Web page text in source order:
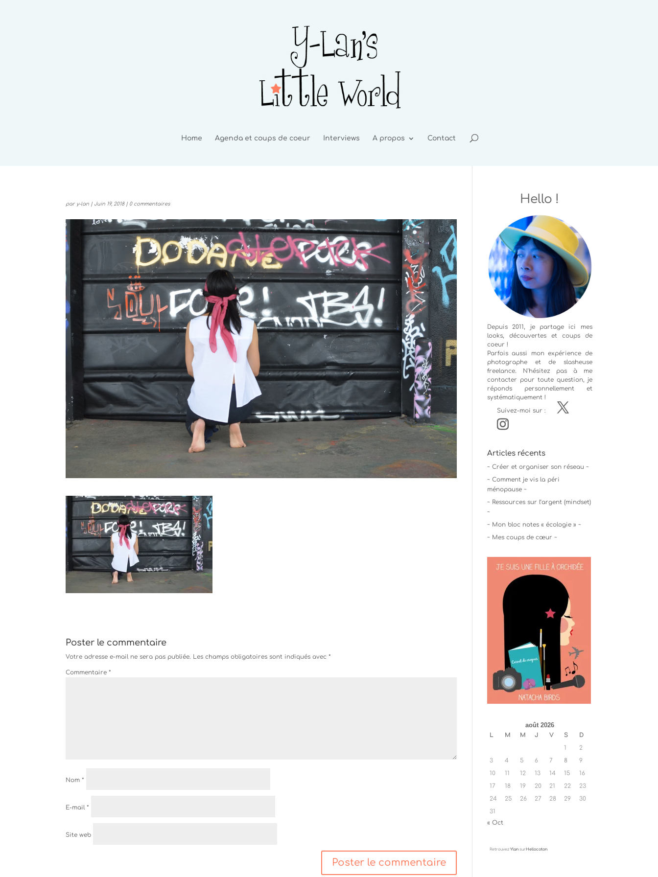
Home Agenda et coups de coeur Interviews A propos Contact
par y-lan | Juin 19, 2018| 0 commentaires
Poster le commentaire
Votre adresse e-mail ne sera pas publiée. Les champs obligatoires sont indiqués avec*
Commentaire*
Nom*
E-mail*
Site web
Hello !
Depuis 2011, je partage ici mes
looks, découvertes et coups de
coeur !
Parfois aussi mon expérience de
photographeet de slasheuse
freelance. N'hésitez pas à me
contacter pour toute question, je
réponds personnellement et
systématiquement !
Suivez-moi sur :
Articles récents
~ Créer et organiser son réseau ~
~ Comment je vis la péri
ménopause ~
~ Ressources sur l’argent (mindset)
~
~ Mon bloc notes « écologie » ~
~ Mes coups de cœur ~
août 2026
L M M J V S
D
1
2
3
4 5 6 7 8
9
10
11 12 13 14 15
16
17
18 19 20 21 22
23
24
25 26 27 28 29
30
31
« Oct
Retrouvez Ylansur Hellocoton